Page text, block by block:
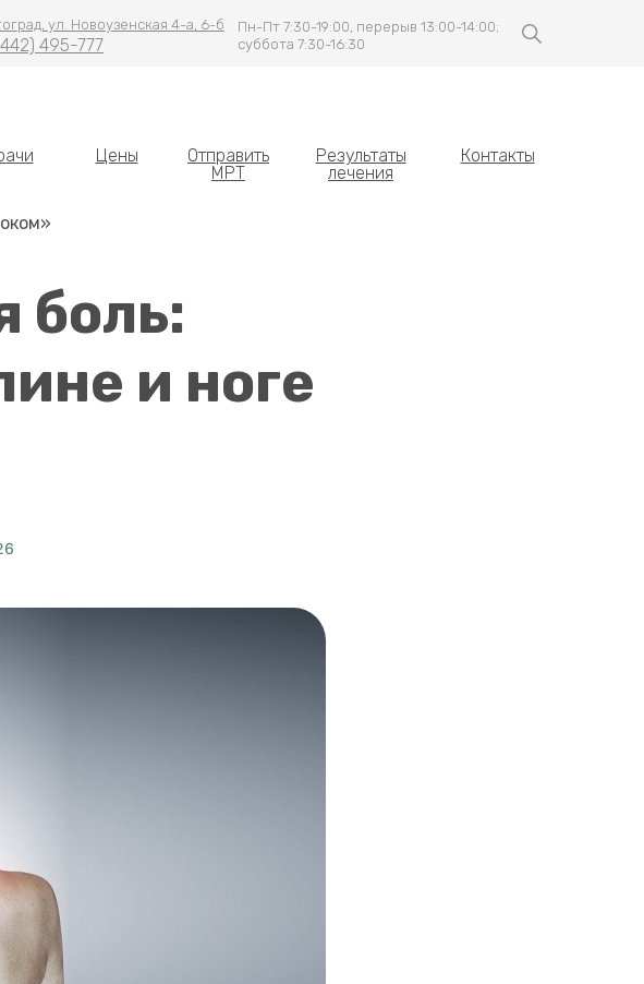
Пн-Пт 7:30-19:00, перерыв 13:00-14:00;
суббота 7:30-16:30
ул. Новоузенская 4-а, 6-б
Отправить
МРТ
Результаты
лечения
Контакты
Цены
495-777
боль:
и ноге